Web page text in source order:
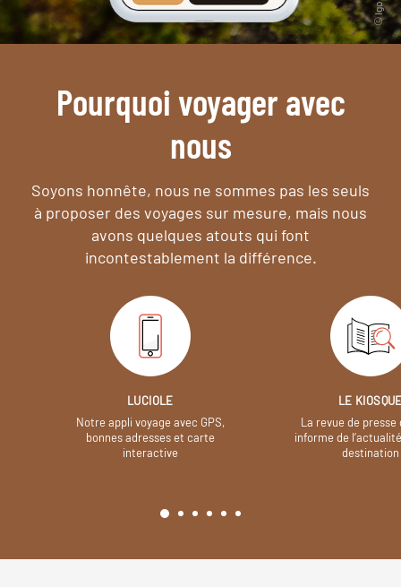
Pourquoi voyager avec
nous
Soyons honnête, nous ne sommes pas les seuls
à proposer des voyages sur mesure, mais nous
avons quelques atouts qui font
incontestablement la différence.
LUCIOLE
Notre appli voyage avec GPS,
bonnes adresses et carte
interactive
LE
La revue de presse
informe de
destination